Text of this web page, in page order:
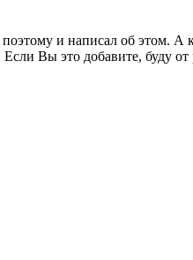
и написал об этом.
Если Вы это добавите, буду